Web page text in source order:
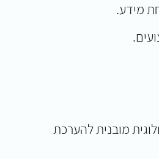
מידע.
מובנית להערכת